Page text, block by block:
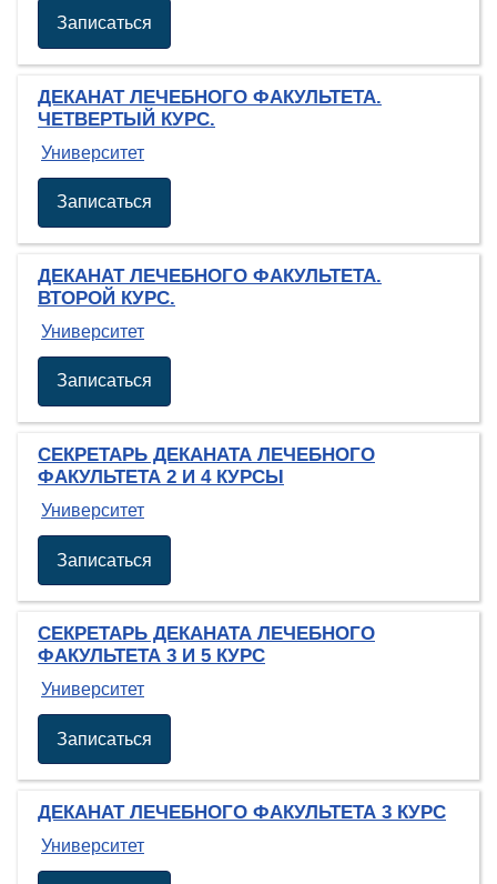
Записаться
ДЕКАНАТ ЛЕЧЕБНОГО ФАКУЛЬТЕТА.
ЧЕТВЕРТЫЙ КУРС.
Университет
Записаться
ДЕКАНАТ ЛЕЧЕБНОГО ФАКУЛЬТЕТА.
ВТОРОЙ КУРС.
Университет
Записаться
СЕКРЕТАРЬ ДЕКАНАТА ЛЕЧЕБНОГО
ФАКУЛЬТЕТА 2 И 4 КУРСЫ
Университет
Записаться
СЕКРЕТАРЬ ДЕКАНАТА ЛЕЧЕБНОГО
ФАКУЛЬТЕТА 3 И 5 КУРС
Университет
Записаться
ДЕКАНАТ ЛЕЧЕБНОГО ФАКУЛЬТЕТА 3 КУРС
Университет